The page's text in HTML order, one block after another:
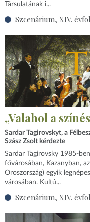
Társulatának i...
Szcenárium, XIV.
„Valahol a
Sardar Tagirovskyt, a
Szász Zsolt kérdezte
Sardar Tagirovsky
fővárosában, Kazanyban,
Oroszország) egyik
városában. Kultú...
Szcenárium, XIV.